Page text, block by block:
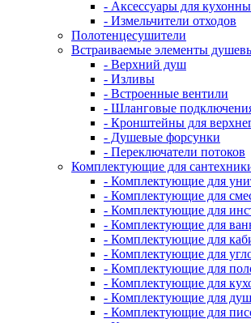
- Аксессуары для
- Измельчители отходов
Полотенцесушители
Встраиваемые элементы
- Верхний душ
- Изливы
- Встроенные вентили
- Шланговые
- Кронштейны для
- Душевые форсунки
- Переключатели потоков
Комплектующие для
- Комплектующие для
- Комплектующие для
- Комплектующие для
- Комплектующие для
- Комплектующие для
- Комплектующие для
- Комплектующие для
- Комплектующие для
- Комплектующие для
- Комплектующие для